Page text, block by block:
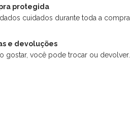
protegida
cuidados durante toda a compra.
e devoluções
gostar, você pode trocar ou devolver.